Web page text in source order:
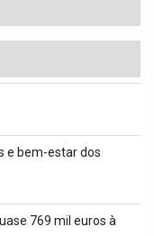
e bem-estar dos
769 mil euros à